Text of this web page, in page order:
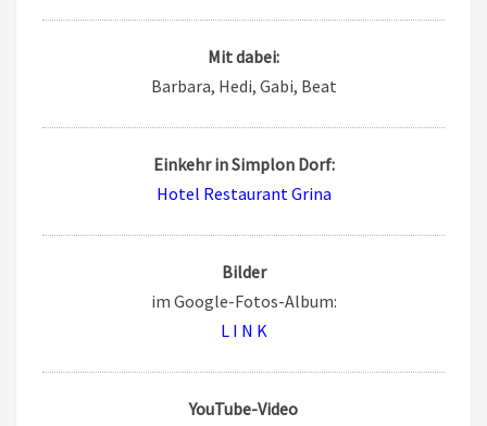
Mit dabei:
Barbara, Hedi, Gabi, Beat
Einkehr in Simplon Dorf:
Hotel Restaurant Grina
Bilder
im Google-Fotos-Album:
L I N K
YouTube-Video